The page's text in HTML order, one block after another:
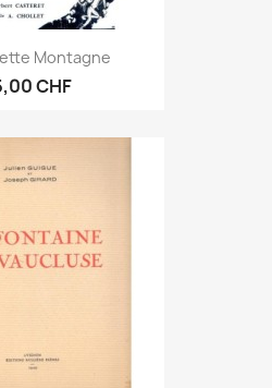
Montagne
CHF